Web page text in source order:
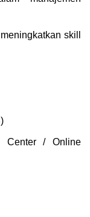
skill
Center / Online